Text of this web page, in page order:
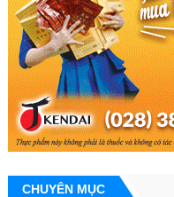
CHUYÊN MỤC